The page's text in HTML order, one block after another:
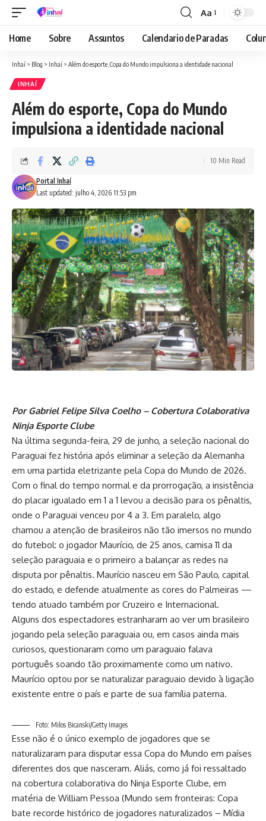
Font
Resizer
Aa
Home Sobre Assuntos Calendario de Paradas
Inhaí > Blog > Inhaí > Além do esporte, Copa do Mundo impulsiona a identidade nacional
INHAÍ
Além do esporte, Copa do Mundo
impulsiona a identidade nacional
Last updated: julho 4, 2026 11:53 pm
Portal Inhaí
10 Min Read
Por Gabriel Felipe Silva Coelho – Cobertura Colaborativa
Ninja Esporte Clube
Na última segunda-feira, 29 de junho, a seleção nacional do
Paraguai fez história após eliminar a seleção da Alemanha
em uma partida eletrizante pela Copa do Mundo de 2026.
Com o final do tempo normal e da prorrogação, a insistência
do placar igualado em 1 a 1 levou a decisão para os pênaltis,
onde o Paraguai venceu por 4 a 3. Em paralelo, algo
chamou a atenção de brasileiros não tão imersos no mundo
do futebol: o jogador Maurício, de 25 anos, camisa 11 da
seleção paraguaia e o primeiro a balançar as redes na
disputa por pênaltis. Maurício nasceu em São Paulo, capital
do estado, e defende atualmente as cores do Palmeiras —
tendo atuado também por Cruzeiro e Internacional.
Alguns dos espectadores estranharam ao ver um brasileiro
jogando pela seleção paraguaia ou, em casos ainda mais
curiosos, questionaram como um paraguaio falava
português soando tão proximamente como um nativo.
Maurício optou por se naturalizar paraguaio devido à ligação
existente entre o país e parte de sua família paterna.
Foto: Milos Bicanski/Getty Images
Esse não é o único exemplo de jogadores que se
naturalizaram para disputar essa Copa do Mundo em países
diferentes dos que nasceram. Aliás, como já foi ressaltado
na cobertura colaborativa do Ninja Esporte Clube, em
matéria de William Pessoa (Mundo sem fronteiras: Copa
bate recorde histórico de jogadores naturalizados – Mídia